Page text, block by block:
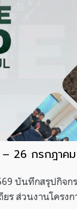
26 กรกฎาค
บันทึกสรุปกิจก
ร ส่วนงานโครง